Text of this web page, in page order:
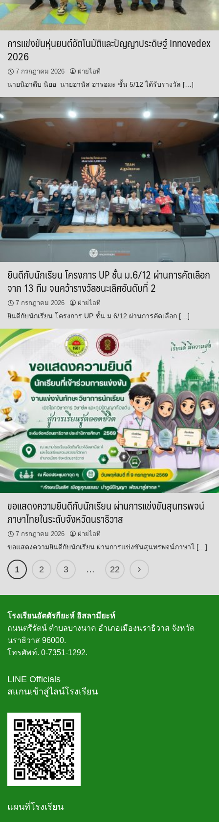
การแข่งขันหุ่นยนต์อัตโนมัติและปัญญาประดิษฐ์ Innovedex
2026
7 กรกฎาคม 2026 ฝ่ายไอที
นายนิอาดีบ นิยอ นายอานัส อารอมะ ชั้น 5/12 ได้รับรางวัล […]
ยินดีกับนักเรียน โครงการ UP ชั้น ม.6/12 ผ่านการคัดเลือก
จาก 13 ทีม จนคว้ารางวัลชนะเลิศอันดับที่ 2
7 กรกฎาคม 2026 ฝ่ายไอที
ยินดีกับนักเรียน โครงการ UP ชั้น ม.6/12 ผ่านการคัดเลือก […]
ขอแสดงความยินดีกับนักเรียน ผ่านการแข่งขันสุนทรพจน์
ภาษาไทยในระดับจังหวัดนราธิวาส
7 กรกฎาคม 2026 ฝ่ายไอที
ขอแสดงความยินดีกับนักเรียน ผ่านการแข่งขันสุนทรพจน์ภาษาไ […]
1 2 3 … 22
โรงเรียนอัตตัรกียะห์ อิสลามียะห์
ถนนตรีรัตน์ ตำบลบางนาค อำเภอเมืองนราธิวาส จังหวัด
นราธิวาส 96000.
โทรศัพท์. 0-7351-1292.
LINE Officials
สแกนเข้าสู่ไลน์โรงเรียน
แผนที่โรงเรียน